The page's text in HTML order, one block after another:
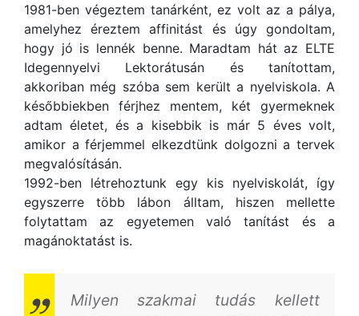
1981-ben végeztem tanárként, ez volt az a pálya,
amelyhez éreztem affinitást és úgy gondoltam,
hogy jó is lennék benne. Maradtam hát az ELTE
Idegennyelvi Lektorátusán és tanítottam,
akkoriban még szóba sem került a nyelviskola. A
későbbiekben férjhez mentem, két gyermeknek
adtam életet, és a kisebbik is már 5 éves volt,
amikor a férjemmel elkezdtünk dolgozni a tervek
megvalósításán.
1992-ben létrehoztunk egy kis nyelviskolát, így
egyszerre több lábon álltam, hiszen mellette
folytattam az egyetemen való tanítást és a
magánoktatást is.
Milyen szakmai tudás kellett